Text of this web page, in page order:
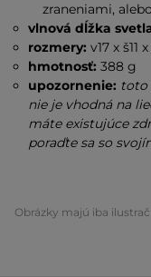
zraneniami,
vlnová dĺžka
rozmery:v17 x š11
hmotnosť:388 g
upozornenie: toto
nie je vhodná na
máte existujúce
poraďte sa so
Obrázky majú iba